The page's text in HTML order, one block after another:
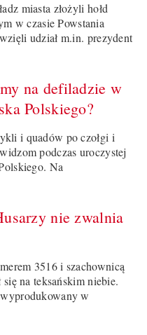
miasta złożyli hołd
w czasie Powstania
udział m.in. prezydent
na defiladzie w
Polskiego?
i quadów po czołgi i
podczas uroczystej
Na
nie zwalnia
3516 i szachownicą
na teksańskim niebie.
w